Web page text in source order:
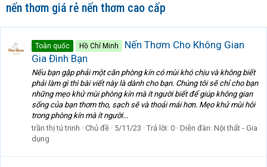
nến thơm giá rẻ nến thơm cao cấp
Toàn quốc Hồ Chí Minh
Nến Thơm Cho Không Gian
Gia Đình Bạn
Nếu bạn gặp phải một căn phòng kín có mùi khó chịu và không biết
phải làm gì thì bài viết này là dành cho bạn. Chúng tôi sẽ chỉ cho bạn
những mẹo khử mùi phòng kín mà ít người biết để giúp không gian
sống của bạn thơm tho, sạch sẽ và thoải mái hơn. Mẹo khử mùi hôi
trong phòng kín mà ít người...
trần thị tú trinh
Chủ đề 5/11/23 Trả lời: 0 Diễn đàn: Nội thất - Gia
dụng